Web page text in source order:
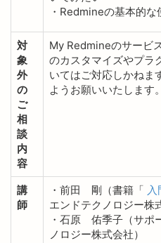
・Redmineの基本的
対
象
外
の
ご
相
談
内
容
My Redmineのサービ
のカスタマイズやプラ
いてはご対応しかねま
ようお願いいたします。
講
師
・前田 剛（書籍「
エンドテクノロジー株
・石原 佑季子（サポ
ノロジー株式会社）